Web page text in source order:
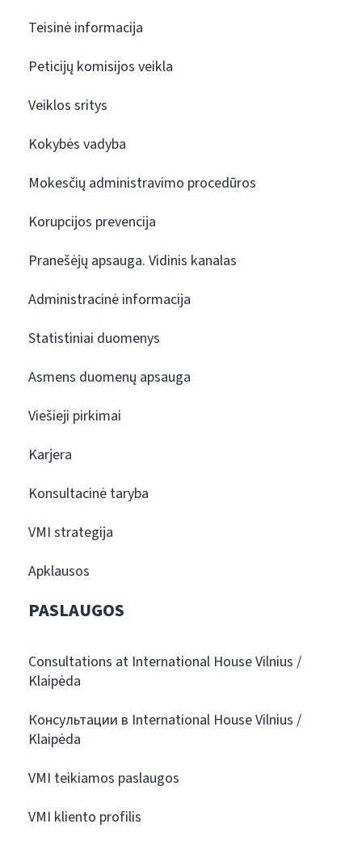
Teisinė informacija
Peticijų komisijos veikla
Veiklos sritys
Kokybės vadyba
Mokesčių administravimo procedūros
Korupcijos prevencija
Pranešėjų apsauga. Vidinis kanalas
Administracinė informacija
Statistiniai duomenys
Asmens duomenų apsauga
Viešieji pirkimai
Karjera
Konsultacinė taryba
VMI strategija
Apklausos
PASLAUGOS
Consultations at International House Vilnius /
Klaipėda
Консультации в International House Vilnius /
Klaipėda
VMI teikiamos paslaugos
VMI kliento profilis